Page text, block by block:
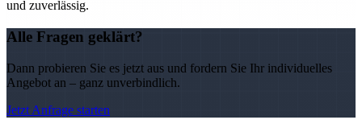
und zuverlässig.
Alle Fragen geklärt?
Dann probieren Sie es jetzt aus und fordern Sie Ihr individuelles
Angebot an – ganz unverbindlich.
Jetzt Anfrage starten